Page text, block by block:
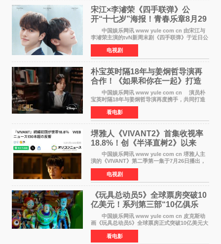
宋江×李濬荣《四手联弹》公
开“十七岁”海报！青春乐章8月29
日奏响
中国娱乐网讯 www yule com cn 由宋江与
李濬荣主演的tvN新周末剧《四手联弹》于近日公
开十七岁版海报，以充满青春气息的画面再度点
燃观众期待。 海报中，宋江与李濬荣并肩站
在音乐教室的
电视剧
朴宝英时隔18年与姜炯哲导演再
合作！《如果和你在一起》打造
奇幻浪漫喜剧
中国娱乐网讯 www yule com cn 演员朴
宝英时隔18年与姜炯哲导演再度携手，共同打造
备受期待的浪漫喜剧新作《如果和你在一起》
（暂定名）。据OSEN报道，朴宝英将出演该片
女主角，自2008年《
看电影
堺雅人《VIVANT2》首集收视率
18.8%！创《半泽直树2》以来
TBS周日剧场最高开局
中国娱乐网讯 www yule com cn 堺雅人主
演的《VIVANT》第二季第一集于7月26日播出，
首集收视率高达18 8%，成为自2020年《半泽直
树2》首集22%以来，TBS周日剧场最高开播收视
纪录。 考虑到
电视剧
《玩具总动员5》全球票房突破10
亿美元！系列第三部“10亿俱乐
部”达成
中国娱乐网讯 www yule com cn 皮克斯动
画《玩具总动员5》全球票房正式突破10亿美元大
关。截至上周末，该片全球累计票房已达10 22亿
美元，其中北美市场贡献4 48亿美元，中国内地
看电影